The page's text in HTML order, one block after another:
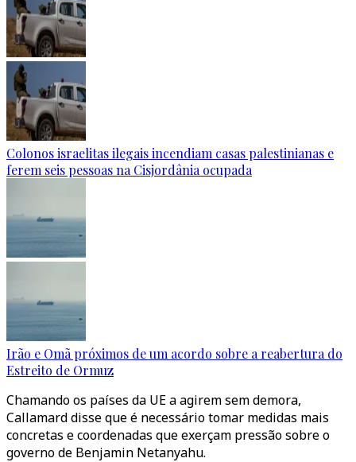
Colonos israelitas ilegais incendiam casas palestinianas e
ferem seis pessoas na Cisjordânia ocupada
Irão e Omã próximos de um acordo sobre a reabertura do
Estreito de Ormuz
Chamando os países da UE a agirem sem demora,
Callamard disse que é necessário tomar medidas mais
concretas e coordenadas que exerçam pressão sobre o
governo de Benjamin Netanyahu.